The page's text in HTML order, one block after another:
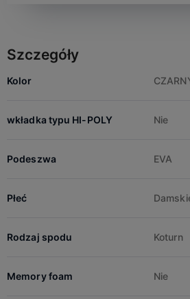
Szczegóły
Kolor
wkładka typu HI-POLY Nie
Podeszwa EVA
Płeć
Rodzaj spodu Koturn
Memory foam Nie